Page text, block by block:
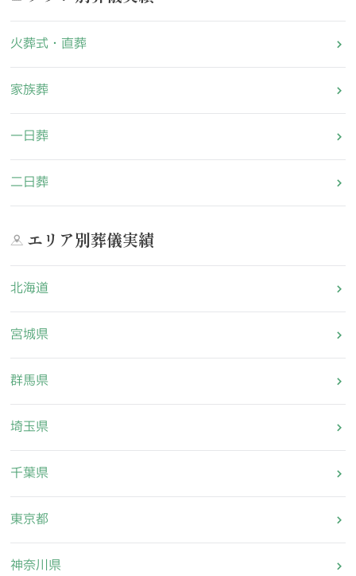
火葬式・直葬
家族葬
一日葬
二日葬
エリア別葬儀実績
北海道
宮城県
群馬県
埼玉県
千葉県
東京都
神奈川県